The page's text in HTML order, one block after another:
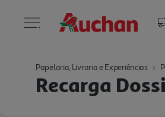
Papelaria, Livraria e Experiências
Recarga